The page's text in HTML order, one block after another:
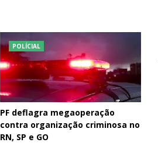
POLÍCIAL
PF deflagra megaoperação
contra organização criminosa no
RN, SP e GO